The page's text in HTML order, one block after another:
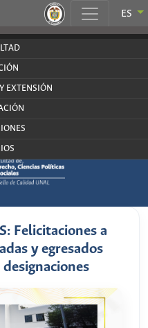
ES
EXTENSIÓN
Felicitaciones a
y egresados
designaciones